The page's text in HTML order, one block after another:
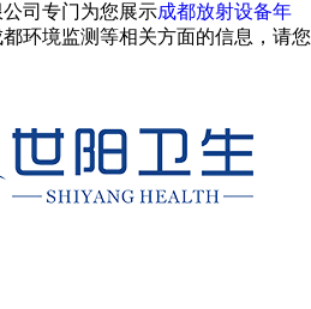
司专门为您展示成都放射设备年
都环境监测等相关方面的信息，请您